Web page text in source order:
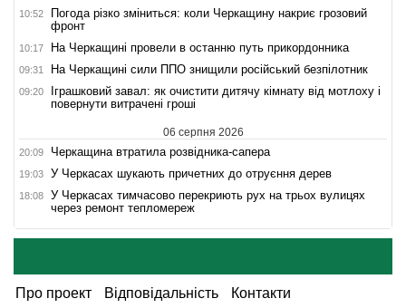
10:52
Погода різко зміниться: коли Черкащину накриє грозовий
фронт
10:17 На Черкащині провели в останню путь прикордонника
09:31 На Черкащині сили ППО знищили російський безпілотник
09:20
Іграшковий завал: як очистити дитячу кімнату від мотлоху і
повернути витрачені гроші
06 серпня 2026
20:09 Черкащина втратила розвідника-сапера
19:03 У Черкасах шукають причетних до отруєння дерев
18:08
У Черкасах тимчасово перекриють рух на трьох вулицях
через ремонт тепломереж
Про проект Відповідальність Контакти